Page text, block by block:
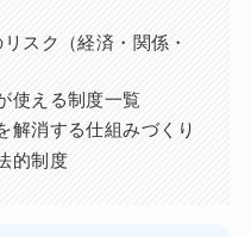
スク（経済・関係・
使える制度一覧
解消する仕組みづくり
的制度